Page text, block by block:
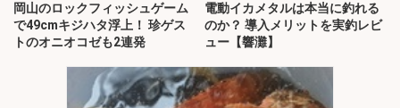
岡山のロックフィッシュゲーム
で49cmキジハタ浮上！ 珍ゲス
トのオニオコゼも2連発
電動イカメタルは本当に釣れる
のか？ 導入メリットを実釣レビ
ュー【響灘】